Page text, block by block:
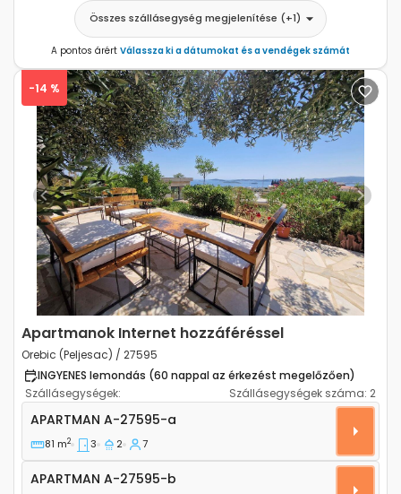
Összes szállásegység megjelenítése (+1)
A pontos árért Válassza ki a dátumokat és a vendégek számát
Previous Next
-14 %
Apartmanok Internet hozzáféréssel
Orebic (Peljesac) / 27595
INGYENES lemondás (60 nappal az érkezést megelőzően)
Szállásegységek:
Szállásegységek száma: 2
Háromszobás apartman Orebic (Peljesac) A-27595-
APARTMAN A-27595-a
81 m2 3 2 7
Apartman A-27595-b
APARTMAN A-27595-b